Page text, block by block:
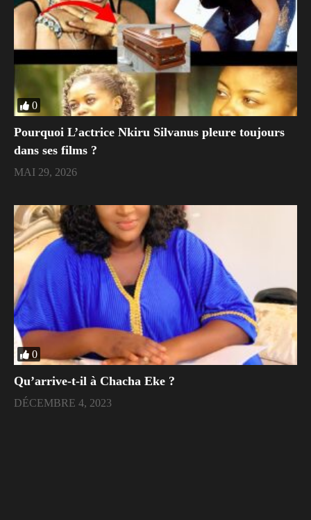
0
Pourquoi L’actrice Nkiru Silvanus pleure toujours
dans ses films ?
MAI 29, 2026
0
Qu’arrive-t-il à Chacha Eke ?
DÉCEMBRE 4, 2023